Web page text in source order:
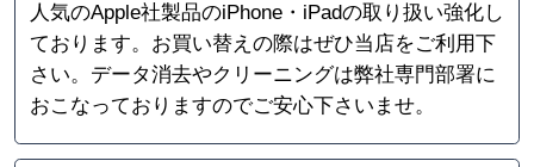
人気のApple社製品のiPhone・iPadの取り扱い強化し
ております。お買い替えの際はぜひ当店をご利用下
さい。データ消去やクリーニングは弊社専門部署に
おこなっておりますのでご安心下さいませ。